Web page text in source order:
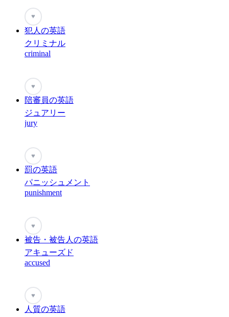
♥
犯人の英語
クリミナル
criminal
♥
陪審員の英語
ジュアリー
jury
♥
罰の英語
パニッシュメント
punishment
♥
被告・被告人の英語
アキューズド
accused
♥
人質の英語